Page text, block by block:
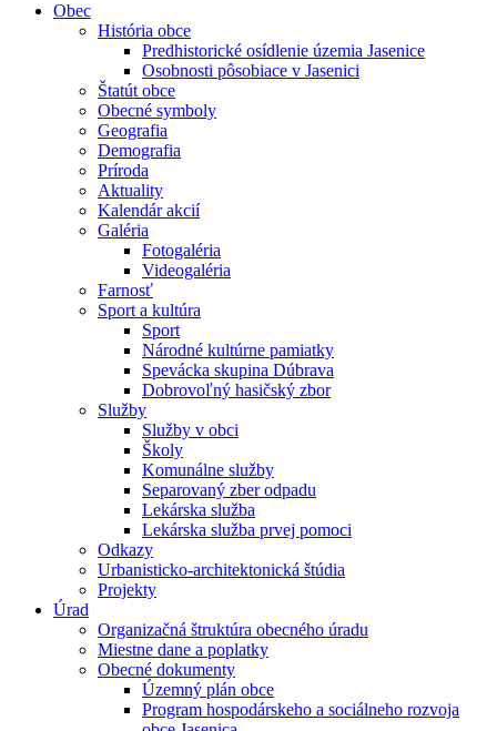
Obec
História obce
Predhistorické osídlenie územia Jasenice
Osobnosti pôsobiace v Jasenici
Štatút obce
Obecné symboly
Geografia
Demografia
Príroda
Aktuality
Kalendár akcií
Galéria
Fotogaléria
Videogaléria
Farnosť
Sport a kultúra
Sport
Národné kultúrne pamiatky
Spevácka skupina Dúbrava
Dobrovoľný hasičský zbor
Služby
Služby v obci
Školy
Komunálne služby
Separovaný zber odpadu
Lekárska služba
Lekárska služba prvej pomoci
Odkazy
Urbanisticko-architektonická štúdia
Projekty
Úrad
Organizačná štruktúra obecného úradu
Miestne dane a poplatky
Obecné dokumenty
Územný plán obce
Program hospodárskeho a sociálneho rozvoja